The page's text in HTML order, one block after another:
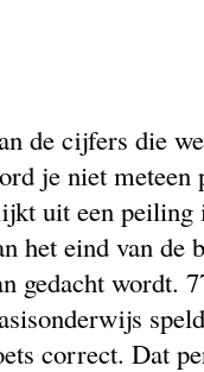
de cijfers die
je niet meteen
uit een peiling
het eind van de
gedacht wordt.
correct. Dat